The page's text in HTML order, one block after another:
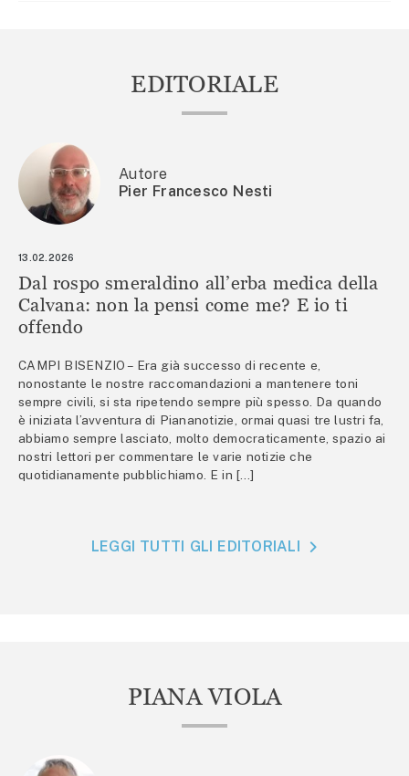
EDITORIALE
Autore
Pier Francesco Nesti
13.02.2026
Dal rospo smeraldino all’erba medica della
Calvana: non la pensi come me? E io ti
offendo
CAMPI BISENZIO – Era già successo di recente e,
nonostante le nostre raccomandazioni a mantenere toni
sempre civili, si sta ripetendo sempre più spesso. Da quando
è iniziata l’avventura di Piananotizie, ormai quasi tre lustri fa,
abbiamo sempre lasciato, molto democraticamente, spazio ai
nostri lettori per commentare le varie notizie che
quotidianamente pubblichiamo. E in […]
LEGGI TUTTI GLI EDITORIALI
PIANA VIOLA